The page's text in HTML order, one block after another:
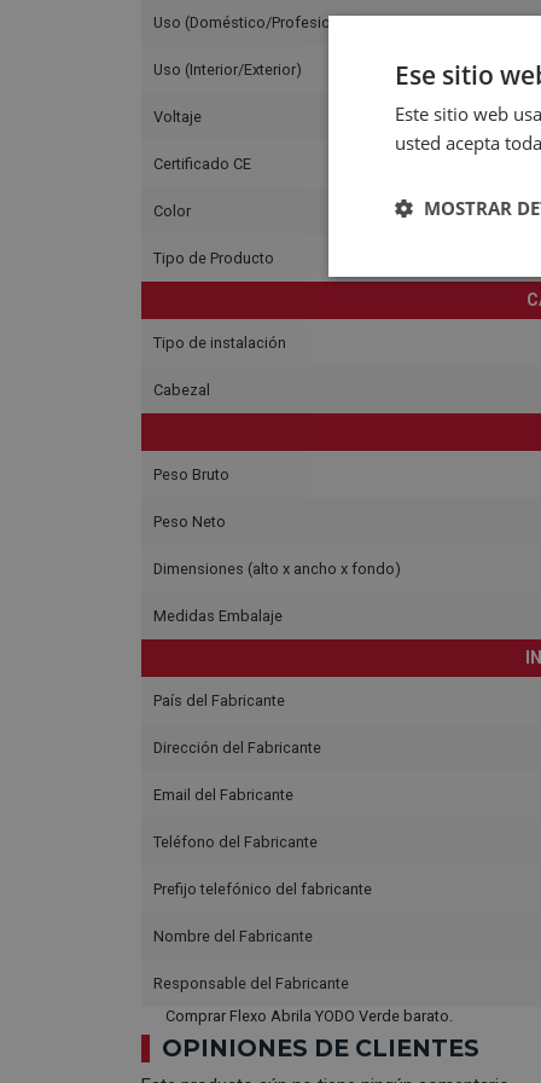
Uso (Doméstico/Profesional)
Uso (Interior/Exterior)
Voltaje
Certificado CE
Color
Tipo de Producto
Tipo de instalación
Cabezal
Peso Bruto
Peso Neto
Dimensiones (alto x ancho x fondo)
Medidas Embalaje
País del Fabricante
Dirección del Fabricante
Email del Fabricante
Teléfono del Fabricante
Prefijo telefónico del fabricante
Nombre del Fabricante
Responsable del Fabricante
Comprar Flexo Abrila YODO Verde barato.
OPINIONES DE CLIENTES
Ese sitio
Este sitio web
usted acepta
MOSTRAR